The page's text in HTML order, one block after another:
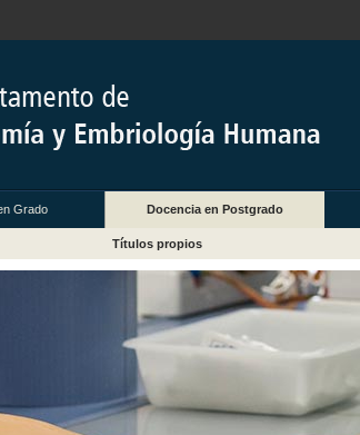
Grado Docencia en Postgrado
Títulos propios